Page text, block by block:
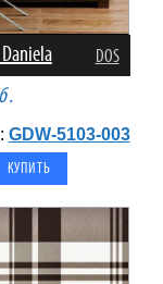
DOS
GDW-5103-003